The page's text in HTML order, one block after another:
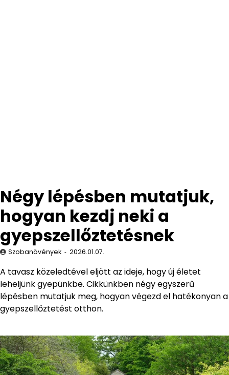
Négy lépésben mutatjuk,
hogyan kezdj neki a
gyepszellőztetésnek
Szobanövények 2026.01.07.
A tavasz közeledtével eljött az ideje, hogy új életet
leheljünk gyepünkbe. Cikkünkben négy egyszerű
lépésben mutatjuk meg, hogyan végezd el hatékonyan a
gyepszellőztetést otthon.